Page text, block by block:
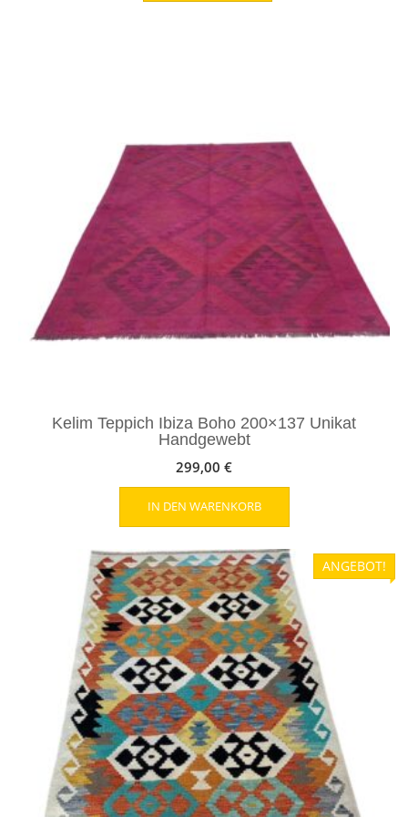
649,00 €499,00 €.
Kelim Teppich Ibiza Boho 200×137 Unikat
Handgewebt
299,00 €
IN DEN WARENKORB
ANGEBOT!